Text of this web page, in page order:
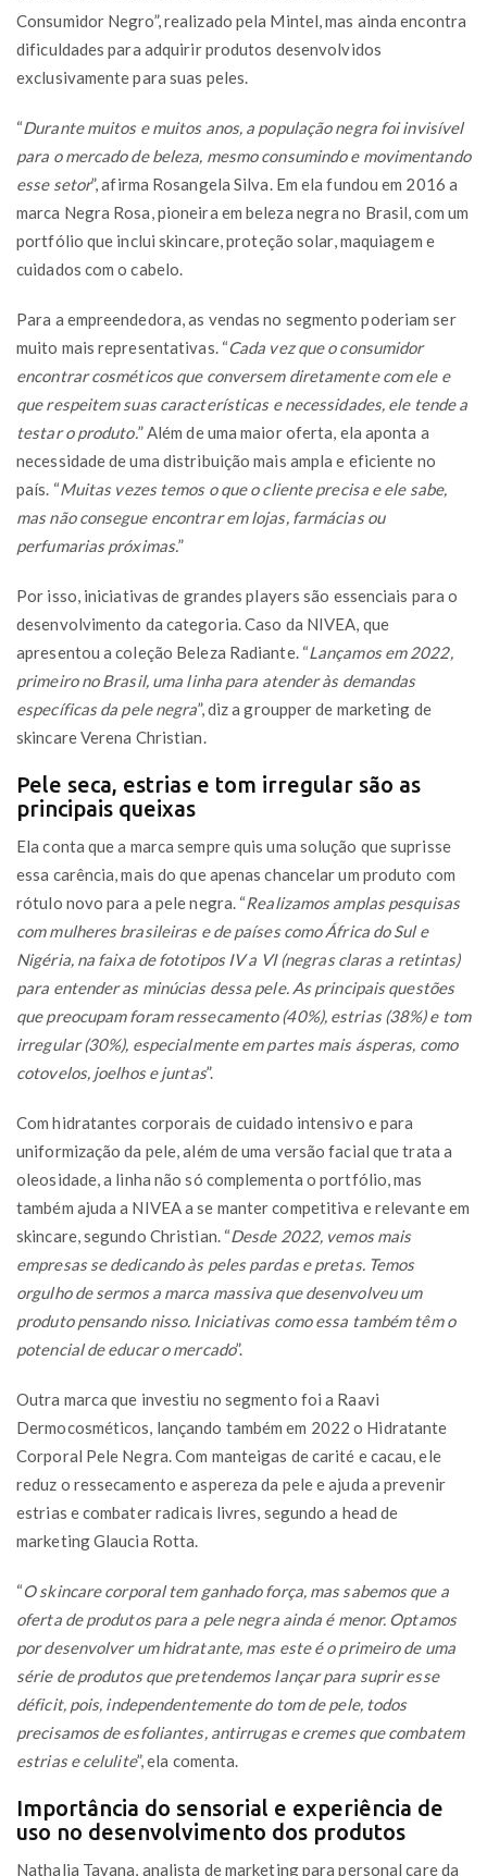
Consumidor Negro”, realizado pela Mintel, mas ainda encontra
dificuldades para adquirir produtos desenvolvidos
exclusivamente para suas peles.
“Durante muitos e muitos anos, a população negra foi invisível
para o mercado de beleza, mesmo consumindo e movimentando
esse setor”, afirma Rosangela Silva. Em ela fundou em 2016 a
marca Negra Rosa, pioneira em beleza negra no Brasil, com um
portfólio que inclui skincare, proteção solar, maquiagem e
cuidados com o cabelo.
Para a empreendedora, as vendas no segmento poderiam ser
muito mais representativas. “Cada vez que o consumidor
encontrar cosméticos que conversem diretamente com ele e
que respeitem suas características e necessidades, ele tende a
testar o produto.” Além de uma maior oferta, ela aponta a
necessidade de uma distribuição mais ampla e eficiente no
país. “Muitas vezes temos o que o cliente precisa e ele sabe,
mas não consegue encontrar em lojas, farmácias ou
perfumarias próximas.”
Por isso, iniciativas de grandes players são essenciais para o
desenvolvimento da categoria. Caso da NIVEA, que
apresentou a coleção Beleza Radiante. “Lançamos em 2022,
primeiro no Brasil, uma linha para atender às demandas
específicas da pele negra”, diz a groupper de marketing de
skincare Verena Christian.
Pele seca, estrias e tom irregular são as
principais queixas
Ela conta que a marca sempre quis uma solução que suprisse
essa carência, mais do que apenas chancelar um produto com
rótulo novo para a pele negra. “Realizamos amplas pesquisas
com mulheres brasileiras e de países como África do Sul e
Nigéria, na faixa de fototipos IV a VI (negras claras a retintas)
para entender as minúcias dessa pele. As principais questões
que preocupam foram ressecamento (40%), estrias (38%) e tom
irregular (30%), especialmente em partes mais ásperas, como
cotovelos, joelhos e juntas”.
Com hidratantes corporais de cuidado intensivo e para
uniformização da pele, além de uma versão facial que trata a
oleosidade, a linha não só complementa o portfólio, mas
também ajuda a NIVEA a se manter competitiva e relevante em
skincare, segundo Christian. “Desde 2022, vemos mais
empresas se dedicando às peles pardas e pretas. Temos
orgulho de sermos a marca massiva que desenvolveu um
produto pensando nisso. Iniciativas como essa também têm o
potencial de educar o mercado”.
Outra marca que investiu no segmento foi a Raavi
Dermocosméticos, lançando também em 2022 o Hidratante
Corporal Pele Negra. Com manteigas de carité e cacau, ele
reduz o ressecamento e aspereza da pele e ajuda a prevenir
estrias e combater radicais livres, segundo a head de
marketing Glaucia Rotta.
“O skincare corporal tem ganhado força, mas sabemos que a
oferta de produtos para a pele negra ainda é menor. Optamos
por desenvolver um hidratante, mas este é o primeiro de uma
série de produtos que pretendemos lançar para suprir esse
déficit, pois, independentemente do tom de pele, todos
precisamos de esfoliantes, antirrugas e cremes que combatem
estrias e celulite”, ela comenta.
Importância do sensorial e experiência de
uso no desenvolvimento dos produtos
Nathalia Tavana, analista de marketing para personal care da